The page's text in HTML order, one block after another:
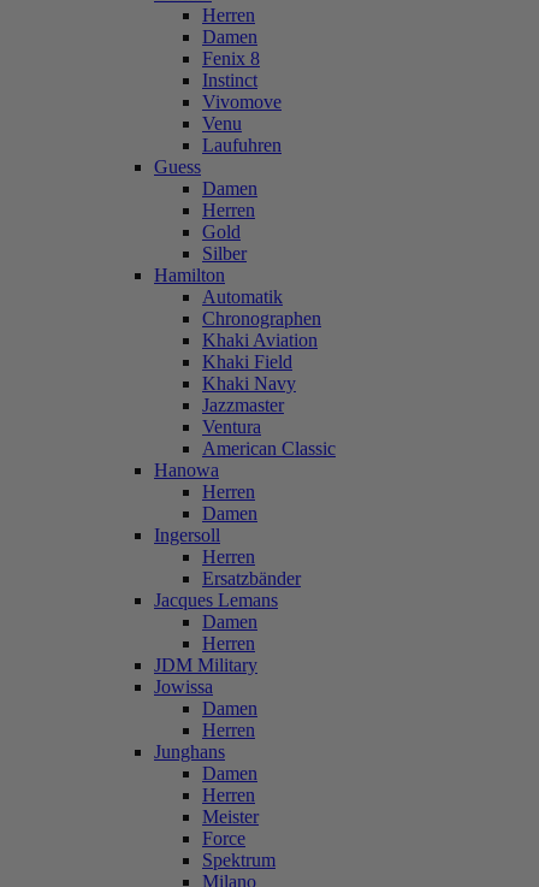
Herren
Damen
Fenix 8
Instinct
Vivomove
Venu
Laufuhren
Guess
Damen
Herren
Gold
Silber
Hamilton
Automatik
Chronographen
Khaki Aviation
Khaki Field
Khaki Navy
Jazzmaster
Ventura
American Classic
Hanowa
Herren
Damen
Ingersoll
Herren
Ersatzbänder
Jacques Lemans
Damen
Herren
JDM Military
Jowissa
Damen
Herren
Junghans
Damen
Herren
Meister
Force
Spektrum
Milano